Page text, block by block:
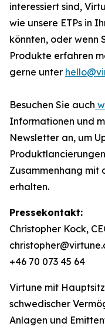
interessiert sind,
wie unsere ETPs in
könnten, oder wenn
Produkte erfahren
gerne unter
Besuchen Sie auch
Informationen und
Newsletter an, um
Zusammenhang mit
erhalten.
Pressekontakt:
Christopher Kock,
+46 70 073 45 64
Virtune mit
schwedischer
Anlagen und